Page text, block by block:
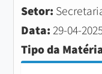
Setor:
Data:29-04-
Tipo da